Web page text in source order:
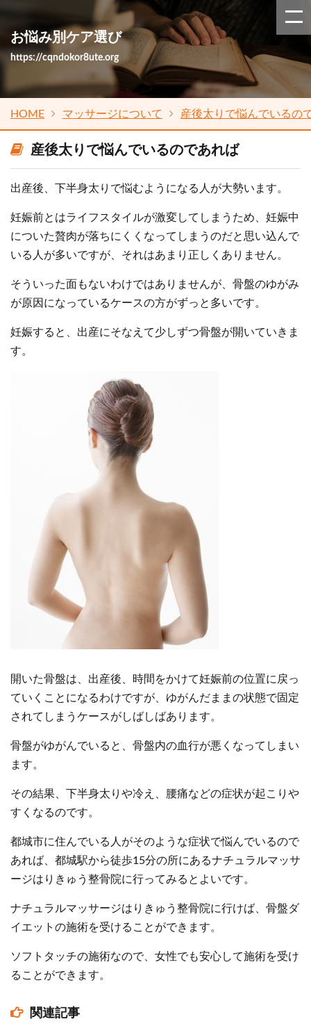
お悩み別ケア選び
https://cqndokor8ute.org
HOME マッサージについて 産後太りで悩んでいるの
産後太りで悩んでいるのであれば
出産後、下半身太りで悩むようになる人が大勢います。
妊娠前とはライフスタイルが激変してしまうため、妊娠中
についた贅肉が落ちにくくなってしまうのだと思い込んで
いる人が多いですが、それはあまり正しくありません。
そういった面もないわけではありませんが、骨盤のゆがみ
が原因になっているケースの方がずっと多いです。
妊娠すると、出産にそなえて少しずつ骨盤が開いていきま
す。
開いた骨盤は、出産後、時間をかけて妊娠前の位置に戻っ
ていくことになるわけですが、ゆがんだままの状態で固定
されてしまうケースがしばしばあります。
骨盤がゆがんでいると、骨盤内の血行が悪くなってしまい
ます。
その結果、下半身太りや冷え、腰痛などの症状が起こりや
すくなるのです。
都城市に住んでいる人がそのような症状で悩んでいるので
あれば、都城駅から徒歩15分の所にあるナチュラルマッサ
ージはりきゅう整骨院に行ってみるとよいです。
ナチュラルマッサージはりきゅう整骨院に行けば、骨盤ダ
イエットの施術を受けることができます。
ソフトタッチの施術なので、女性でも安心して施術を受け
ることができます。
関連記事